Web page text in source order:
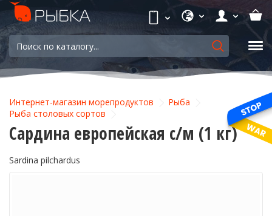
Интернет-магазин морепродуктов
Рыба
Рыба столовых сортов
Сардина европейская с/м (1 кг)
Sardina pilchardus